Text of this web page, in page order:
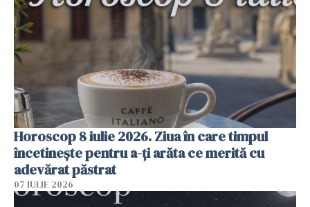
Horoscop 8 iulie 2026. Ziua în care timpul
încetinește pentru a-ți arăta ce merită cu
adevărat păstrat
07 IULIE 2026